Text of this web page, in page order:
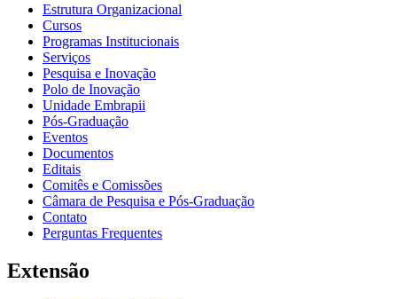
Estrutura Organizacional
Cursos
Programas Institucionais
Serviços
Pesquisa e Inovação
Polo de Inovação
Unidade Embrapii
Pós-Graduação
Eventos
Documentos
Editais
Comitês e Comissões
Câmara de Pesquisa e Pós-Graduação
Contato
Perguntas Frequentes
Extensão